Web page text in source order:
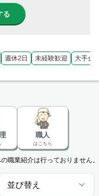
る
週休2日 未経験歓迎 大手企
職人
はこちら
職業紹介は行っておりません。
並び替え